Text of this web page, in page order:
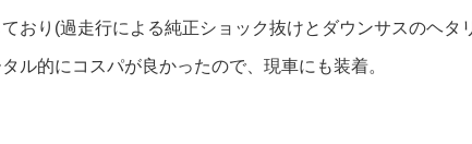
おり(過走行による純正ショック抜けとダウンサスのヘタ
ル的にコスパが良かったので、現車にも装着。